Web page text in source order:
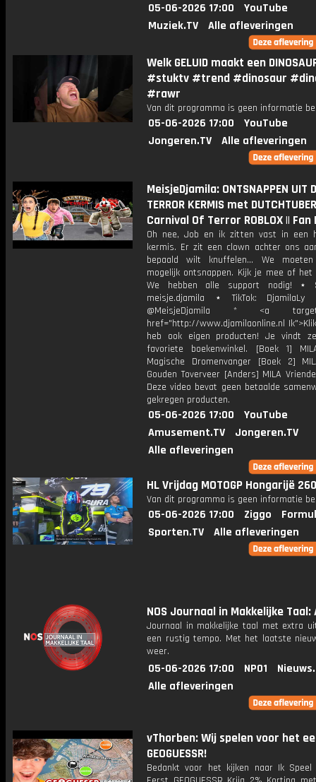
05-06-2026 17:00
YouTube
Muziek.TV
Alle afleveringen
Welk GELUID maakt een
#stuktv #trend #dinosaur
#rawr
Van dit programma is geen informatie
05-06-2026 17:00
YouTube
Jongeren.TV
Alle afleveringen
MeisjeDjamila: ONTSNAPPEN UIT
TERROR KERMIS met
Carnival Of Terror ROBLOX || Fan
Oh nee, Job en ik zitten vast in een
kermis. Er zit een clown achter ons
bepaald wilt knuffelen... We
mogelijk ontsnappen. Kijk je mee of
We hebben alle support nodig! ⋆
meisje.djamila ⋆ TikTok:
@MeisjeDjamila * <a
href="http://www.djamilaonline.nl
heb ook eigen producten! Je vindt
favoriete boekenwinkel. [Boek 1]
Magische Dromenvanger [Boek 2]
Gouden Toverveer [Anders] MILA
Deze video bevat geen betaalde
gekregen producten.
05-06-2026 17:00
YouTube
Amusement.TV
Jongeren.TV
Alle afleveringen
HL Vrijdag MOTOGP Hongarijë
Van dit programma is geen informatie
05-06-2026 17:00 Ziggo
Sporten.TV
Alle afleveringen
NOS Journaal in Makkelijke Taal:
Journaal in makkelijke taal met extra
een rustig tempo. Met het laatste
weer.
05-06-2026 17:00 NPO1
Alle afleveringen
vThorben: Wij spelen voor het
GEOGUESSR!
Bedankt voor het kijken naar Ik Speel